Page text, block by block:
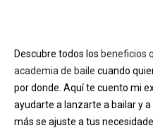
Descubre todos los beneficios
academia de baile cuando
por donde. Aquí te cuento mi
ayudarte a lanzarte a bailar y
más se ajuste a tus